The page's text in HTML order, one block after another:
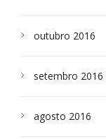
outubro 2016
setembro 2016
agosto 2016